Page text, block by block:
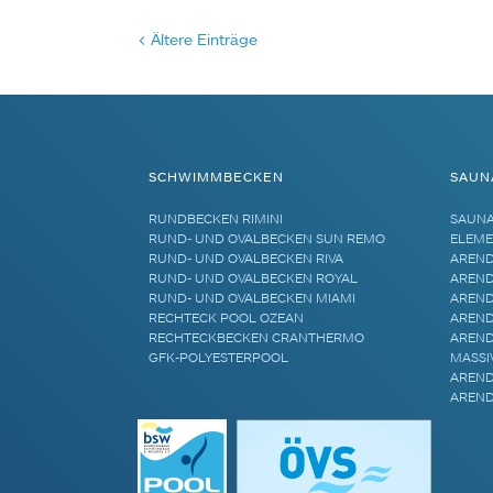
< Ältere Einträge
SCHWIMMBECKEN
RUNDBECKEN RIMINI
RUND- UND OVALBECKEN SUN REMO
RUND- UND OVALBECKEN RIVA
RUND- UND OVALBECKEN ROYAL
RUND- UND OVALBECKEN MIAMI
RECHTECK POOL OZEAN
RECHTECKBECKEN CRANTHERMO
GFK-POLYESTERPOOL